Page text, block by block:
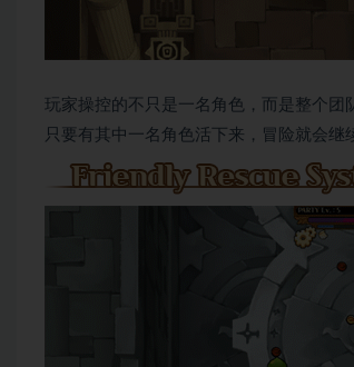
玩家操控的不只是一名角色，而是整个团
只要有其中一名角色活下来，冒险就会继